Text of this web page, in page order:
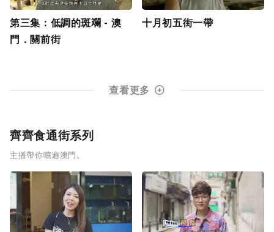
第三集：低調的斑斕 - 澳
門．關前街
十月初五街一帶
查看更多
齊齊食通街系列
主播帶你嚐遍澳門。